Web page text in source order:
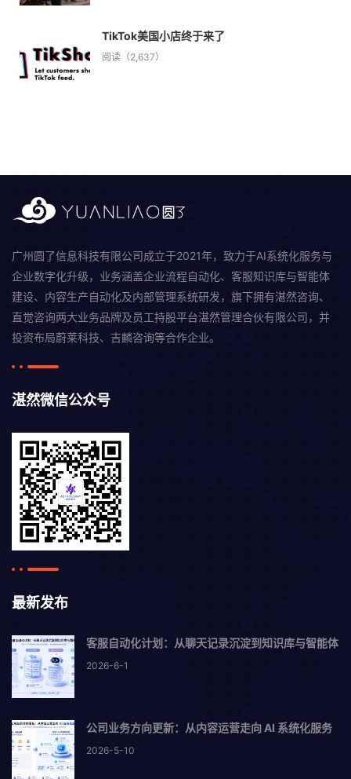
TikTok美国小店终于来了
阅读（2,637）
广州圆了信息科技有限公司成立于2021年，致力于AI系统化服务与
企业数字化升级，业务涵盖企业流程自动化、客服知识库与智能体
建设、内容生产自动化及内部管理系统研发，旗下拥有湛然咨询、
直觉咨询两大业务品牌及员工持股平台湛然管理合伙有限公司，并
投资布局蔚莱科技、吉麟咨询等合作企业。
湛然微信公众号
最新发布
客服自动化计划：从聊天记录沉淀到知识库与智能体
2026-6-1
公司业务方向更新：从内容运营走向 AI 系统化服务
2026-5-10